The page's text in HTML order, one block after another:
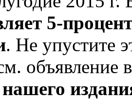
5-
. Не
объявление